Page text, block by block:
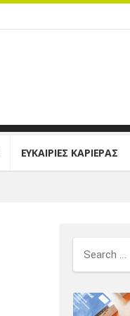
ΕΥΚΑΙΡΙΕΣ ΚΑΡΙΕΡΑΣ